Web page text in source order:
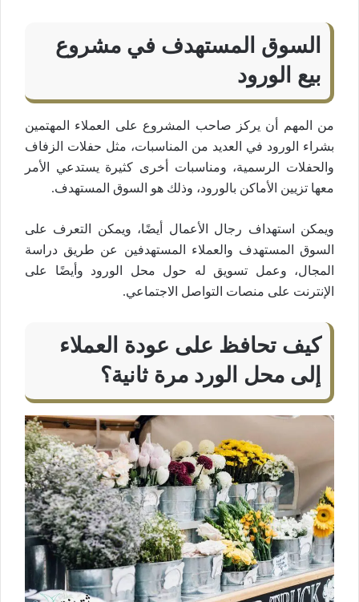
السوق المستهدف في مشروع
بيع الورود
من المهم أن يركز صاحب المشروع على العملاء المهتمين
بشراء الورود في العديد من المناسبات، مثل حفلات الزفاف
والحفلات الرسمية، ومناسبات أخرى كثيرة يستدعي الأمر
معها تزيين الأماكن بالورود، وذلك هو السوق المستهدف.
ويمكن استهداف رجال الأعمال أيضًا، ويمكن التعرف على
السوق المستهدف والعملاء المستهدفين عن طريق دراسة
المجال، وعمل تسويق له حول محل الورود وأيضًا على
الإنترنت على منصات التواصل الاجتماعي.
كيف تحافظ على عودة العملاء
إلى محل الورد مرة ثانية؟